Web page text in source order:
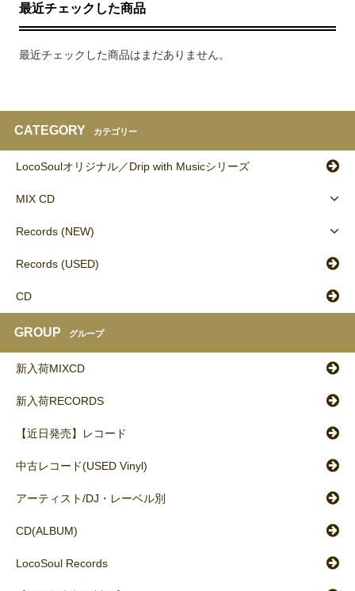
最近チェックした商品
最近チェックした商品はまだありません。
CATEGORY カテゴリー
LocoSoulオリジナル／Drip with Musicシリーズ
MIX CD
Records (NEW)
Records (USED)
CD
GROUP グループ
新入荷MIXCD
新入荷RECORDS
【近日発売】レコード
中古レコード(USED Vinyl)
アーティスト/DJ・レーベル別
CD(ALBUM)
LocoSoul Records